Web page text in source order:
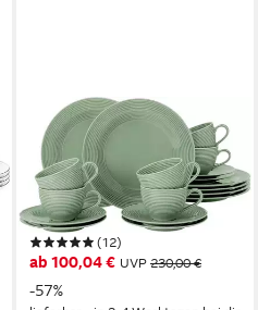
SELTMANN WEIDEN
Kaffeeservice Geschirr-Set,
Service Beat (18-tlg), 6
Personen, Porzellan, Teller,
Tassen, Untertassen,
Rillendekor, 18 Teile, für 6
Personen
(12)
ab 100,04 € UVP 230,00 €
-57%